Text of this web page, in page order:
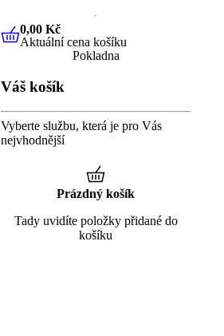
0,00 KčAktuální cena košíku
0,00 Kč
Aktuální cena košíku
Pokladna
Váš košík
Vyberte službu, která je pro Vás
nejvhodnější
Prázdný košík
Tady uvidíte položky přidané do
košíku